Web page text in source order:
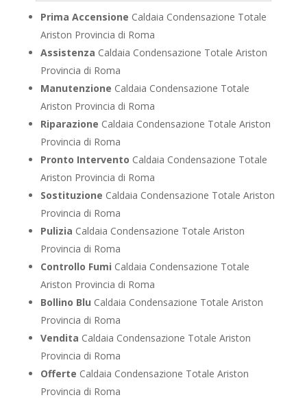
Prima Accensione Caldaia Condensazione Totale
Ariston Provincia di Roma
Assistenza Caldaia Condensazione Totale Ariston
Provincia di Roma
Manutenzione Caldaia Condensazione Totale
Ariston Provincia di Roma
Riparazione Caldaia Condensazione Totale Ariston
Provincia di Roma
Pronto Intervento Caldaia Condensazione Totale
Ariston Provincia di Roma
Sostituzione Caldaia Condensazione Totale Ariston
Provincia di Roma
Pulizia Caldaia Condensazione Totale Ariston
Provincia di Roma
Controllo Fumi Caldaia Condensazione Totale
Ariston Provincia di Roma
Bollino Blu Caldaia Condensazione Totale Ariston
Provincia di Roma
Vendita Caldaia Condensazione Totale Ariston
Provincia di Roma
Offerte Caldaia Condensazione Totale Ariston
Provincia di Roma